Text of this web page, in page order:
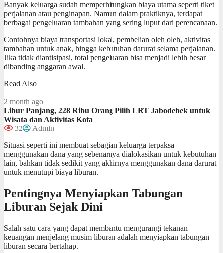
Banyak keluarga sudah memperhitungkan biaya utama seperti tiket
perjalanan atau penginapan. Namun dalam praktiknya, terdapat
berbagai pengeluaran tambahan yang sering luput dari perencanaan.
Contohnya biaya transportasi lokal, pembelian oleh oleh, aktivitas
tambahan untuk anak, hingga kebutuhan darurat selama perjalanan.
Jika tidak diantisipasi, total pengeluaran bisa menjadi lebih besar
dibanding anggaran awal.
Read Also
2 month ago
Libur Panjang, 228 Ribu Orang Pilih LRT Jabodebek untuk
Wisata dan Aktivitas Kota
32
Admin
Situasi seperti ini membuat sebagian keluarga terpaksa
menggunakan dana yang sebenarnya dialokasikan untuk kebutuhan
lain, bahkan tidak sedikit yang akhirnya menggunakan dana darurat
untuk menutupi biaya liburan.
Pentingnya Menyiapkan Tabungan
Liburan Sejak Dini
Salah satu cara yang dapat membantu mengurangi tekanan
keuangan menjelang musim liburan adalah menyiapkan tabungan
liburan secara bertahap.